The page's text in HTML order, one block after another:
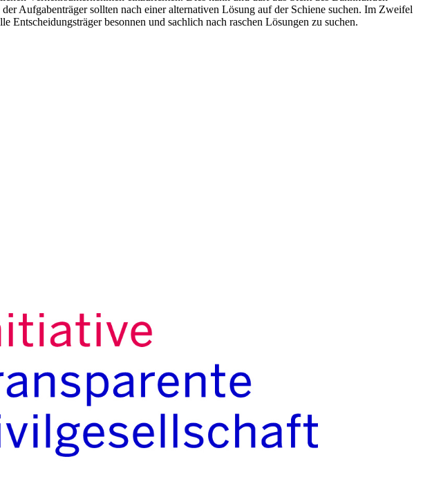
Aufgabenträger sollten nach einer alternativen Lösung auf der Schiene suchen. Im Zweifel
besonnen und sachlich nach raschen Lösungen zu suchen.